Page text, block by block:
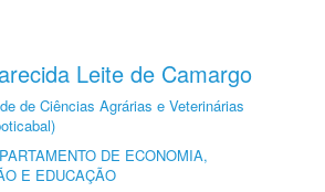
Leite de Camargo
de Ciências Agrárias e Veterinárias
DE ECONOMIA,
E EDUCAÇÃO